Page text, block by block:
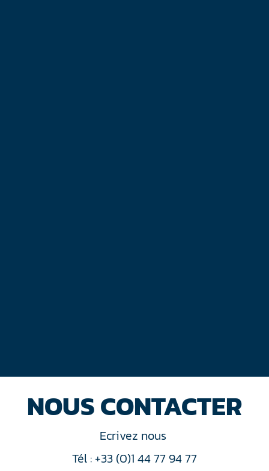
NOUS CONTACTER
Ecrivez nous
Tél : +33 (0)1 44 77 94 77